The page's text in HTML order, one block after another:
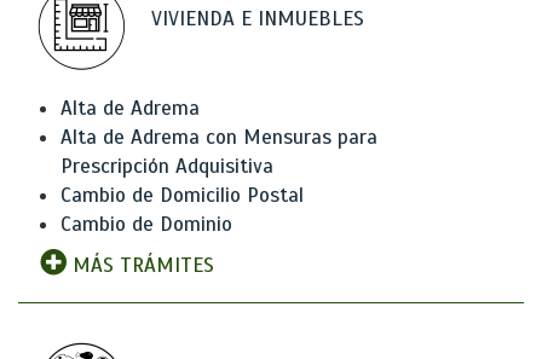
VIVIENDA E INMUEBLES
Alta de Adrema
Alta de Adrema con Mensuras para
Prescripción Adquisitiva
Cambio de Domicilio Postal
Cambio de Dominio
MÁS TRÁMITES